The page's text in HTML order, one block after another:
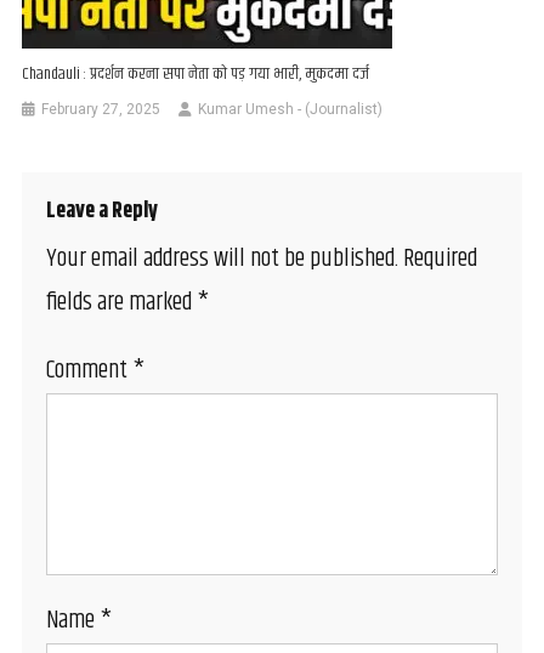
Chandauli : प्रदर्शन करना सपा नेता को पड़ गया भारी, मुकदमा दर्ज
February 27, 2025 Kumar Umesh - (Journalist)
Leave a Reply
Your email address will not be published.Required
fields are marked*
Comment*
Name*